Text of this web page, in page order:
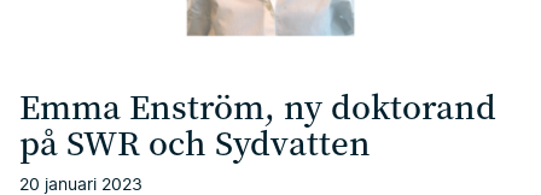
Emma Enström, ny doktorand
på SWR och Sydvatten
20 januari 2023